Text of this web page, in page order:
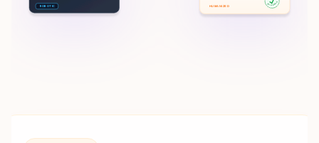
ROBOTIC 100% HUMAN
HUMANIZED